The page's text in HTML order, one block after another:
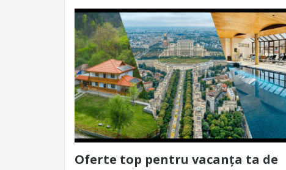
Oferte top pentru vacanța ta de